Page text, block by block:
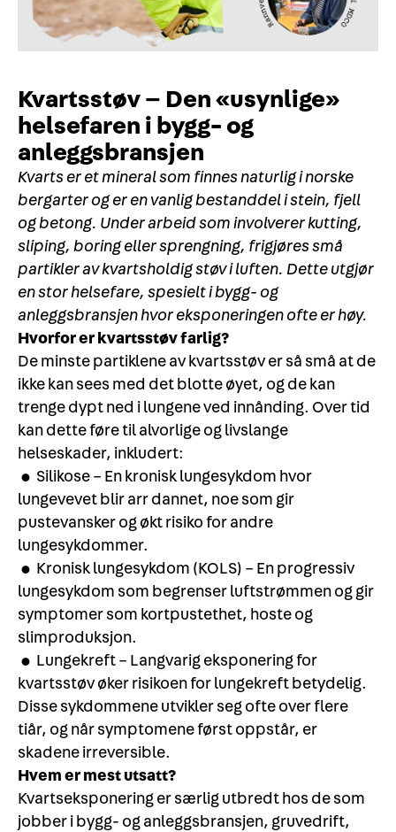
Kvartsstøv – Den «usynlige»
helsefaren i bygg- og
anleggsbransjen
Kvarts er et mineral som finnes naturlig i norske
bergarter og er en vanlig bestanddel i stein, fjell
og betong. Under arbeid som involverer kutting,
sliping, boring eller sprengning, frigjøres små
partikler av kvartsholdig støv i luften. Dette utgjør
en stor helsefare, spesielt i bygg- og
anleggsbransjen hvor eksponeringen ofte er høy.
Hvorfor er kvartsstøv farlig?
De minste partiklene av kvartsstøv er så små at de
ikke kan sees med det blotte øyet, og de kan
trenge dypt ned i lungene ved innånding. Over tid
kan dette føre til alvorlige og livslange
helseskader, inkludert:
• Silikose – En kronisk lungesykdom hvor
lungevevet blir arr dannet, noe som gir
pustevansker og økt risiko for andre
lungesykdommer.
• Kronisk lungesykdom (KOLS) – En progressiv
lungesykdom som begrenser luftstrømmen og gir
symptomer som kortpustethet, hoste og
slimproduksjon.
• Lungekreft – Langvarig eksponering for
kvartsstøv øker risikoen for lungekreft betydelig.
Disse sykdommene utvikler seg ofte over flere
tiår, og når symptomene først oppstår, er
skadene irreversible.
Hvem er mest utsatt?
Kvartseksponering er særlig utbredt hos de som
jobber i bygg- og anleggsbransjen, gruvedrift,